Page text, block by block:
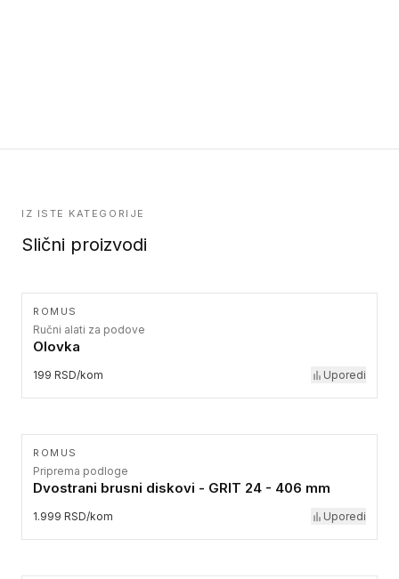
IZ ISTE KATEGORIJE
Slični proizvodi
ROMUS
Ručni alati za podove
Olovka
199 RSD/kom Uporedi
ROMUS
Priprema podloge
Dvostrani brusni diskovi - GRIT 24 - 406 mm
1.999 RSD/kom Uporedi